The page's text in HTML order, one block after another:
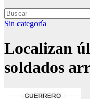
Sin categoría
Localizan
soldados